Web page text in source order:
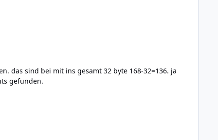
das sind bei mit ins gesamt 32 byte 168-32=136. ja
gefunden.